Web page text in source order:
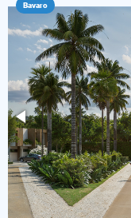
Bavaro